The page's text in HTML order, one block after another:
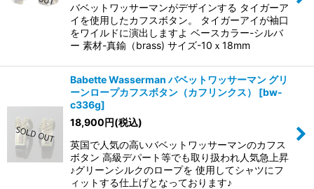
バベットワッサーマンがデザインする タイガーア
イを使用したカフスボタン。 タイガーアイが袖口
をワイルドに演出しますよ ベースカラー-シルバ
ー 素材-真鍮（brass) サイズ-10ｘ18mm
Babette Wasserman バベットワッサーマン グリ
ーンロープカフスボタン（カフリンクス）
[bw-
c336g]
18,900円(税込)
英国で人気の高いバベットワッサーマンのカフス
ボタン 高級デパート等でも取り扱われ人気急上昇
♪グリーンシルクのロープを 使用してシャツにフ
ィットする仕上げとなっております♪